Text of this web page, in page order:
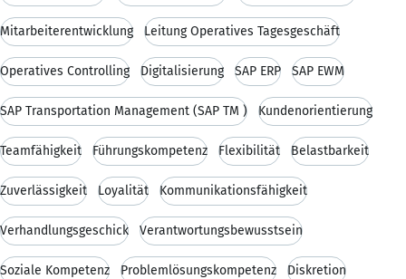
Mitarbeiterentwicklung Leitung Operatives Tagesgeschäft
Operatives Controlling Digitalisierung SAP ERP SAP EWM
SAP Transportation Management (SAP TM ) Kundenorientierung
Teamfähigkeit Führungskompetenz Flexibilität Belastbarkeit
Zuverlässigkeit Loyalität Kommunikationsfähigkeit
Verhandlungsgeschick Verantwortungsbewusstsein
Soziale Kompetenz Problemlösungskompetenz Diskretion